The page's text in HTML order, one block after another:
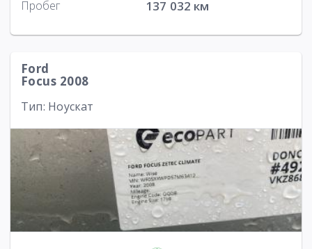
Пробег 137 032 км
Ford
Focus 2008
Тип: Ноускат